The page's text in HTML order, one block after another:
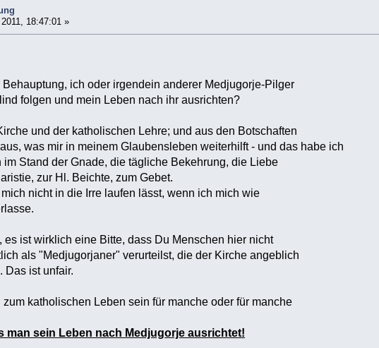
18:47:01 »
ich oder irgendein anderer Medjugorje-Pilger
folgen und mein Leben nach ihr ausrichten?
und der katholischen Lehre; und aus den Botschaften
was mir in meinem Glaubensleben weiterhilft - und das habe ich
im Stand der Gnade, die tägliche Bekehrung, die Liebe
zur Hl. Beichte, zum Gebet.
nicht in die Irre laufen lässt, wenn ich mich wie
es ist wirklich eine Bitte, dass Du Menschen hier nicht
als "Medjugorjaner" verurteilst, die der Kirche angeblich
Das ist unfair.
katholischen Leben sein für manche oder für manche
man sein Leben nach Medjugorje ausrichtet!